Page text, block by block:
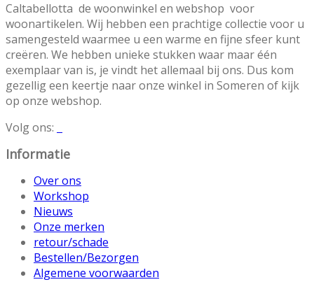
Caltabellotta de woonwinkel en webshop voor
woonartikelen. Wij hebben een prachtige collectie voor u
samengesteld waarmee u een warme en fijne sfeer kunt
creëren. We hebben unieke stukken waar maar één
exemplaar van is, je vindt het allemaal bij ons. Dus kom
gezellig een keertje naar onze winkel in Someren of kijk
op onze webshop.
Volg ons:
Informatie
Over ons
Workshop
Nieuws
Onze merken
retour/schade
Bestellen/Bezorgen
Algemene voorwaarden